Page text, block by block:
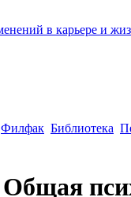
Филфак Библиотека
Общая